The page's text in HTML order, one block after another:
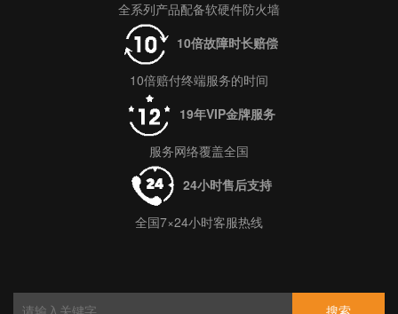
全系列产品配备软硬件防火墙
10倍故障时长赔偿
10倍赔付终端服务的时间
19年VIP金牌服务
服务网络覆盖全国
24小时售后支持
全国7×24小时客服热线